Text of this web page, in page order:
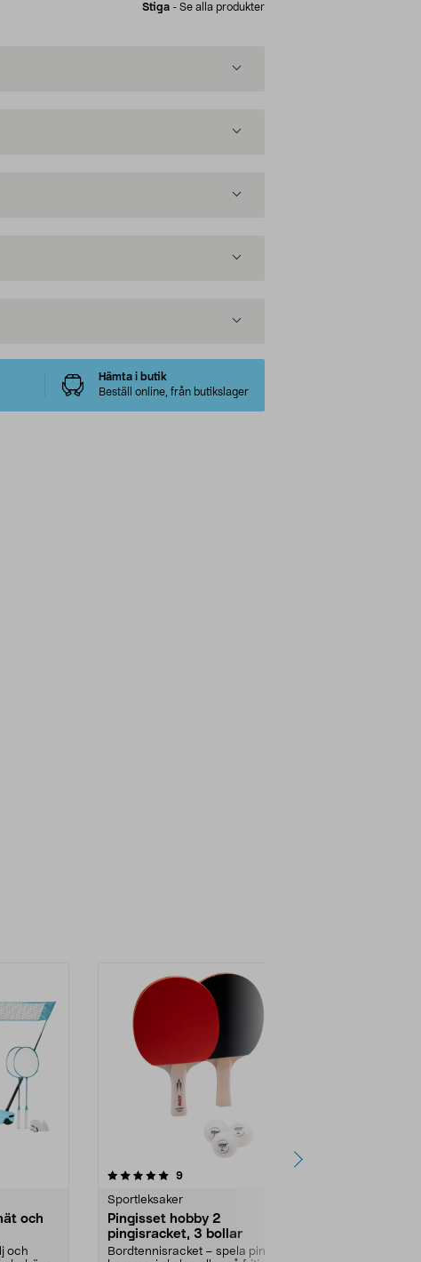
Stiga - Se alla produkter
Hämta i butik
Beställ online, från butikslager
och
och
9recensioner
Sportleksaker
Pingisset hobby 2
pingisracket, 3 bollar
Bordtennisracket – spela pingis
4.5 av 5 stjärnor